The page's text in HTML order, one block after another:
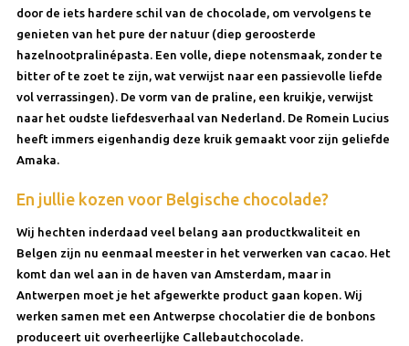
door de iets hardere schil van de chocolade, om vervolgens te
genieten van het pure der natuur (diep geroosterde
hazelnootpralinépasta. Een volle, diepe notensmaak, zonder te
bitter of te zoet te zijn, wat verwijst naar een passievolle liefde
vol verrassingen). De vorm van de praline, een kruikje, verwijst
naar het oudste liefdesverhaal van Nederland. De Romein Lucius
heeft immers eigenhandig deze kruik gemaakt voor zijn geliefde
Amaka.
En jullie kozen voor Belgische chocolade?
Wij hechten inderdaad veel belang aan productkwaliteit en
Belgen zijn nu eenmaal meester in het verwerken van cacao. Het
komt dan wel aan in de haven van Amsterdam, maar in
Antwerpen moet je het afgewerkte product gaan kopen. Wij
werken samen met een Antwerpse chocolatier die de bonbons
produceert uit overheerlijke Callebautchocolade.